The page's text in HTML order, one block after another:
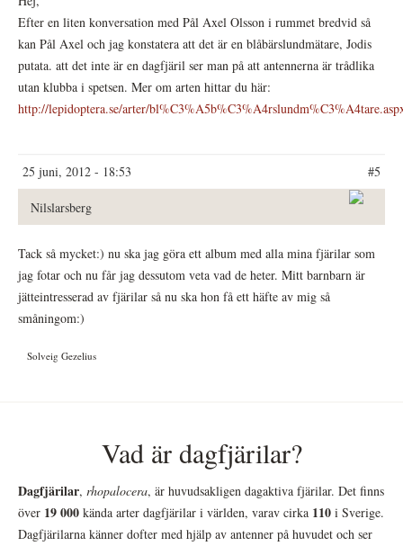
Efter en liten konversation med Pål Axel Olsson i rummet bredvid så
kan Pål Axel och jag konstatera att det är en blåbärslundmätare, Jodis
putata. att det inte är en dagfjäril ser man på att antennerna är trådlika
utan klubba i spetsen. Mer om arten hittar du här:
http://lepidoptera.se/arter/
25 juni, 2012 - 18:53 #5
Nilslarsberg
Tack så mycket:) nu ska jag göra ett album med alla mina fjärilar som
jag fotar och nu får jag dessutom veta vad de heter. Mitt barnbarn är
jätteintresserad av fjärilar så nu ska hon få ett häfte av mig så
småningom:)
Solveig Gezelius
Vad är dagfjärilar?
Dagfjärilar, rhopalocera, är huvudsakligen dagaktiva fjärilar. Det finns
över 19 000 kända arter dagfjärilar i världen, varav cirka 110 i Sverige.
Dagfjärilarna känner dofter med hjälp av antenner på huvudet och ser